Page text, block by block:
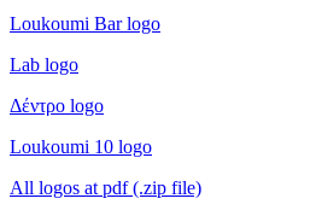
Loukoumi Bar logo
Lab logo
Δέντρο logo
Loukoumi 10 logo
All logos at pdf (.zip file)